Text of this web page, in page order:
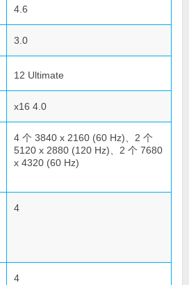
4.6
3.0
12 Ultimate
x16 4.0
4 个 3840 x 2160 (60 Hz)、2 个
5120 x 2880 (120 Hz)、2 个 7680
x 4320 (60 Hz)
4
4